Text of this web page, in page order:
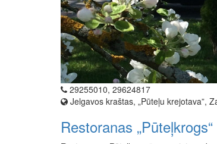
29255010, 29624817
Jelgavos kraštas, „Pūteļu krejotava”,
Restoranas „Pūteļkrogs“